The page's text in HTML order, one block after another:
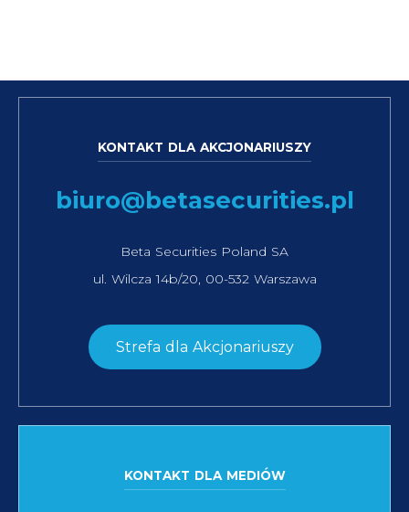
KONTAKT DLA AKCJONARIUSZY
biuro@betasecurities.pl
Beta Securities Poland SA
ul. Wilcza 14b/20, 00-532 Warszawa
Strefa dla Akcjonariuszy
KONTAKT DLA MEDIÓW